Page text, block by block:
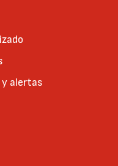
y alertas